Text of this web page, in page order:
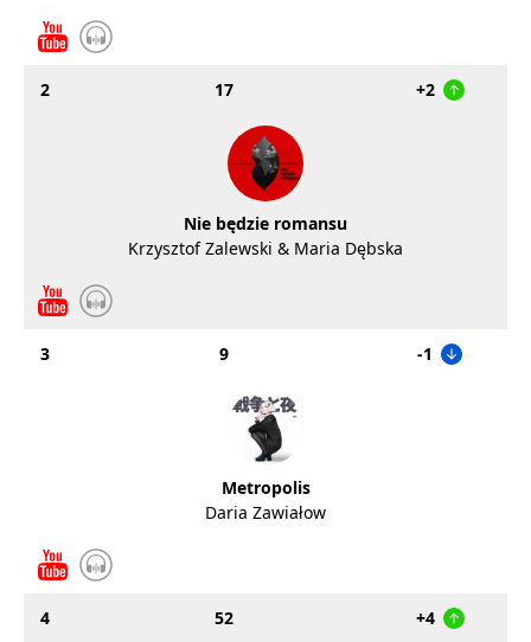
2 17 +2
Nie będzie romansu
Krzysztof Zalewski & Maria Dębska
3 9 -1
Metropolis
Daria Zawiałow
4 52 +4